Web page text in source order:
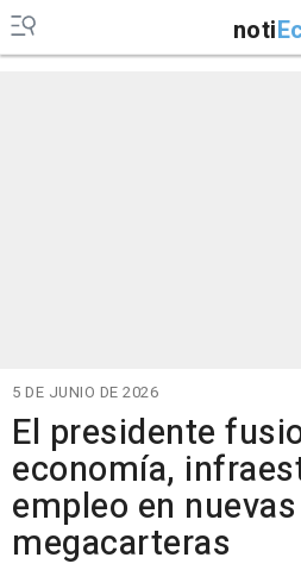
noti
5 DE JUNIO DE 2026
El presidente
economía,
empleo en nuevas
megacarteras